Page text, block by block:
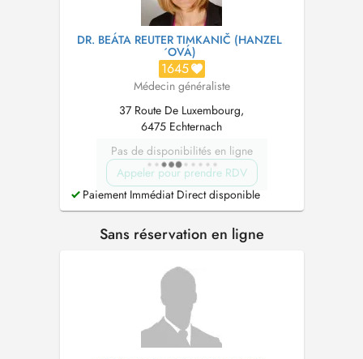
DR. BEÁTA REUTER TIMKANIČ (HANZEL
´OVÁ)
1645
Médecin généraliste
37 Route De Luxembourg,
6475 Echternach
Pas de disponibilités en ligne
Appeler pour prendre RDV
Paiement Immédiat Direct disponible
Sans réservation en ligne